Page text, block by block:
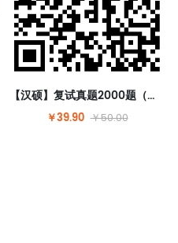
【汉硕】复试真题2000题（含答案）【请扫码购买】
￥39.90 ￥50.00